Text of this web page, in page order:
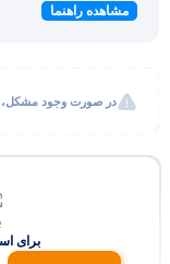
مشاهده راهنما
در صورت وجود مشکل،
برای